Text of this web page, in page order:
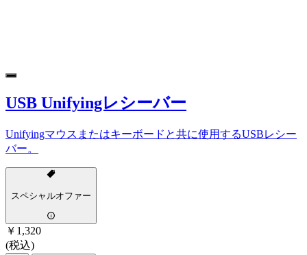
USB Unifyingレシーバー
Unifyingマウスまたはキーボードと共に使用するUSBレシー
バー。
スペシャルオファー
￥1,320
(税込)